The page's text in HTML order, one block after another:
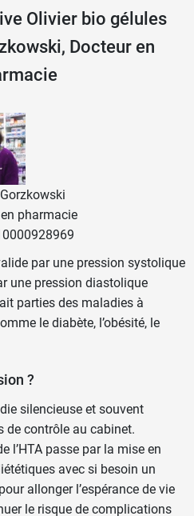
pour obtenir 1 kg
Olivier
avec un grand verre
de 60 gélules d'origine
sous la forme de gélules
exempleMarronnier
.
Olivier bio gélules
Docteur en
pharmacie
par une pression systolique
une pression diastolique
parties des maladies à
le diabète, l’obésité, le
?
silencieuse et souvent
de contrôle au cabinet.
l’HTA passe par la mise en
avec si besoin un
allonger l’espérance de vie
le risque de complications